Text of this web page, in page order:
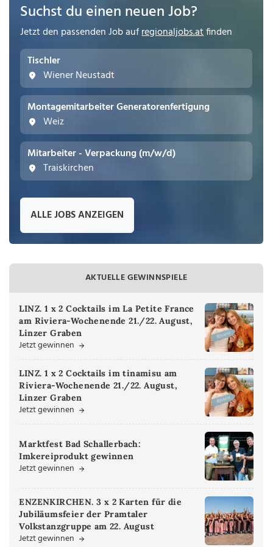
Suchst du einen neuen Job?
Jetzt den passenden Job aufregionaljobs.atfinden
Tischler
Wiener Neustadt
Montagemitarbeiter Generatorenfertigung
Weiz
Mitarbeiter - Verpackung (m/w/d)
Traiskirchen
ALLE JOBS ANZEIGEN
AKTUELLE GEWINNSPIELE
LINZ. 1 x 2 Cocktails im La Petite France
am Riviera-Wochenende 21./22. August,
Linzer Graben
Jetzt gewinnen
LINZ. 1 x 2 Cocktails im tinamisu am
Riviera-Wochenende 21./22. August,
Linzer Graben
Jetzt gewinnen
Marktfest Bad Schallerbach:
Imkereiprodukt gewinnen
Jetzt gewinnen
ENZENKIRCHEN. 3 x 2 Karten für die
Jubiläumsfeier der Pramtaler
Volkstanzgruppe am 22. August
Jetzt gewinnen